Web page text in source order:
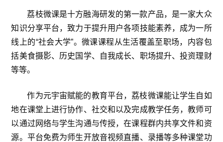
荔枝微课是十方融海研发的第一款产品，是一家大众
知识分享平台，致力于提升用户各项技能素养，成为一所
线上的“社会大学”。微课课程从生活覆盖至职场，内容包
括美食摄影、历史国学、自我成长、职场提升、投资理财
等等。
作为元宇宙赋能的教育平台，荔枝微课能让学生自如
地在课堂上进行协作、社交和以及完成教学任务，教师可
以通过网络与学生沟通与传授，在课程群内共享文件和资
源。平台免费为师生开放音视频直播、录播等多种课堂功